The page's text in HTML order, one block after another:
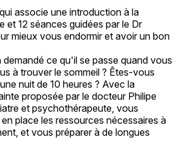
associe une introduction à la
et 12 séances guidées par le Dr
mieux vous endormir et avoir un bon
ce qu'il se passe quand vous
à trouver le sommeil ? Êtes-vous
nuit de 10 heures ? Avec la
proposée par le docteur Philipe
et psychothérapeute, vous
place les ressources nécessaires à
et vous préparer à de longues